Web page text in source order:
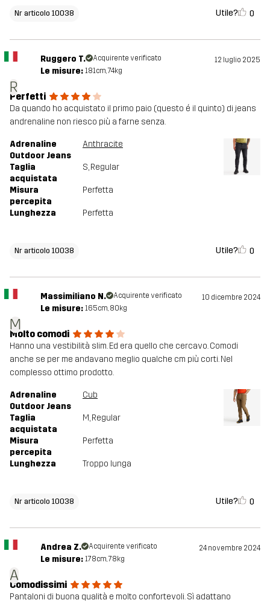
Nr articolo 10038 Utile? 0
R
Ruggero T. Acquirente verificato 12 luglio 2025
Le misure: 181cm, 74kg
Perfetti
Da quando ho acquistato il primo paio (questo é il quinto) di jeans
andrenaline non riesco più a farne senza.
Adrenaline
Outdoor Jeans
Anthracite
Taglia
acquistata
S, Regular
Misura
percepita
Perfetta
Lunghezza Perfetta
Nr articolo 10038 Utile? 0
M
Massimiliano N. Acquirente verificato 10 dicembre 2024
Le misure: 165cm, 80kg
Molto comodi
Hanno una vestibilità slim. Ed era quello che cercavo. Comodi
anche se per me andavano meglio qualche cm più corti. Nel
complesso ottimo prodotto.
Adrenaline
Outdoor Jeans
Cub
Taglia
acquistata
M, Regular
Misura
percepita
Perfetta
Lunghezza Troppo lunga
Nr articolo 10038 Utile? 0
A
Andrea Z. Acquirente verificato 24 novembre 2024
Le misure: 178cm, 78kg
Comodissimi
Pantaloni di buona qualità e molto confortevoli. Sì adattano